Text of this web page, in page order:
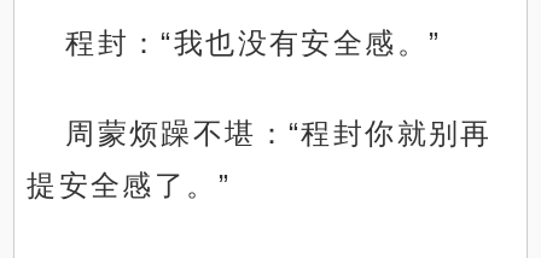
程封：“我也没有安全感。”
周蒙烦躁不堪：“程封你就别再
提安全感了。”